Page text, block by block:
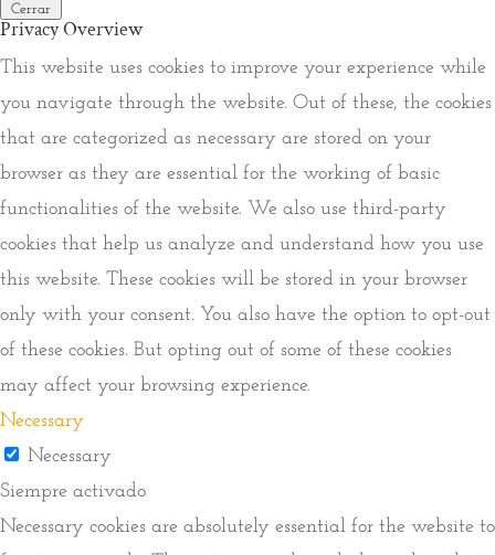
Cerrar
Privacy Overview
This website uses cookies to improve your experience while
you navigate through the website. Out of these, the cookies
that are categorized as necessary are stored on your
browser as they are essential for the working of basic
functionalities of the website. We also use third-party
cookies that help us analyze and understand how you use
this website. These cookies will be stored in your browser
only with your consent. You also have the option to opt-out
of these cookies. But opting out of some of these cookies
may affect your browsing experience.
Necessary
Necessary
Siempre activado
Necessary cookies are absolutely essential for the website to